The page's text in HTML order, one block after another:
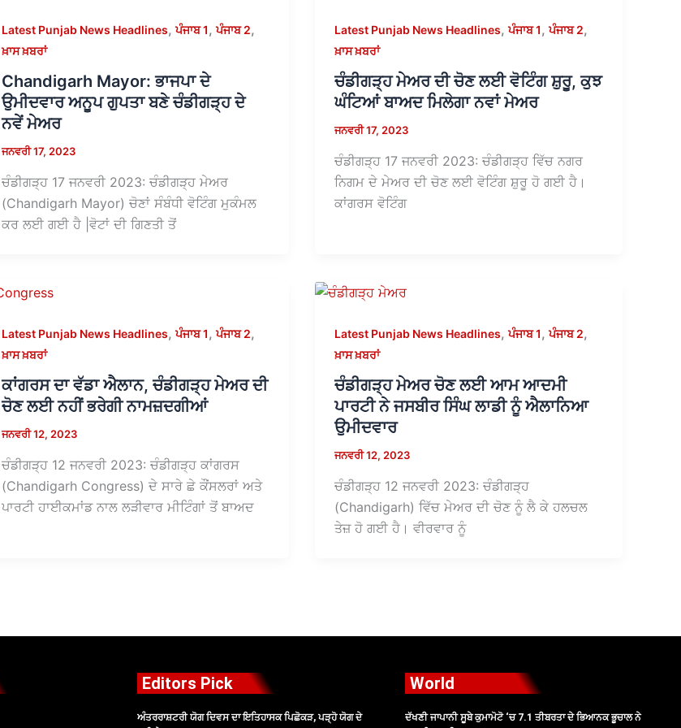
Latest Punjab News Headlines,ਪੰਜਾਬ 1,ਪੰਜਾਬ 2,
ਖ਼ਾਸ ਖ਼ਬਰਾਂ
Chandigarh Mayor: ਭਾਜਪਾ ਦੇ
ਉਮੀਦਵਾਰ ਅਨੂਪ ਗੁਪਤਾ ਬਣੇ ਚੰਡੀਗੜ੍ਹ ਦੇ
ਨਵੇਂ ਮੇਅਰ
ਜਨਵਰੀ 17, 2023
ਚੰਡੀਗੜ੍ਹ 17 ਜਨਵਰੀ 2023: ਚੰਡੀਗੜ੍ਹ ਮੇਅਰ
(Chandigarh Mayor) ਚੋਣਾਂ ਸੰਬੰਧੀ ਵੋਟਿੰਗ ਮੁਕੰਮਲ
ਕਰ ਲਈ ਗਈ ਹੈ |ਵੋਟਾਂ ਦੀ ਗਿਣਤੀ ਤੋਂ
Latest Punjab News Headlines,ਪੰਜਾਬ 1,ਪੰਜਾਬ 2,
ਖ਼ਾਸ ਖ਼ਬਰਾਂ
ਚੰਡੀਗੜ੍ਹ ਮੇਅਰ ਦੀ ਚੋਣ ਲਈ ਵੋਟਿੰਗ ਸ਼ੁਰੂ, ਕੁਝ
ਘੰਟਿਆਂ ਬਾਅਦ ਮਿਲੇਗਾ ਨਵਾਂ ਮੇਅਰ
ਜਨਵਰੀ 17, 2023
ਚੰਡੀਗੜ੍ਹ 17 ਜਨਵਰੀ 2023: ਚੰਡੀਗੜ੍ਹ ਵਿੱਚ ਨਗਰ
ਨਿਗਮ ਦੇ ਮੇਅਰ ਦੀ ਚੋਣ ਲਈ ਵੋਟਿੰਗ ਸ਼ੁਰੂ ਹੋ ਗਈ ਹੈ।
ਕਾਂਗਰਸ ਵੋਟਿੰਗ
Latest Punjab News Headlines,ਪੰਜਾਬ 1,ਪੰਜਾਬ 2,
ਖ਼ਾਸ ਖ਼ਬਰਾਂ
ਕਾਂਗਰਸ ਦਾ ਵੱਡਾ ਐਲਾਨ, ਚੰਡੀਗੜ੍ਹ ਮੇਅਰ ਦੀ
ਚੋਣ ਲਈ ਨਹੀਂ ਭਰੇਗੀ ਨਾਮਜ਼ਦਗੀਆਂ
ਜਨਵਰੀ 12, 2023
ਚੰਡੀਗੜ੍ਹ 12 ਜਨਵਰੀ 2023: ਚੰਡੀਗੜ੍ਹ ਕਾਂਗਰਸ
(Chandigarh Congress) ਦੇ ਸਾਰੇ ਛੇ ਕੌਂਸਲਰਾਂ ਅਤੇ
ਪਾਰਟੀ ਹਾਈਕਮਾਂਡ ਨਾਲ ਲੜੀਵਾਰ ਮੀਟਿੰਗਾਂ ਤੋਂ ਬਾਅਦ
Latest Punjab News Headlines,ਪੰਜਾਬ 1,ਪੰਜਾਬ 2,
ਖ਼ਾਸ ਖ਼ਬਰਾਂ
ਚੰਡੀਗੜ੍ਹ ਮੇਅਰ ਚੋਣ ਲਈ ਆਮ ਆਦਮੀ
ਪਾਰਟੀ ਨੇ ਜਸਬੀਰ ਸਿੰਘ ਲਾਡੀ ਨੂੰ ਐਲਾਨਿਆ
ਉਮੀਦਵਾਰ
ਜਨਵਰੀ 12, 2023
ਚੰਡੀਗੜ੍ਹ 12 ਜਨਵਰੀ 2023: ਚੰਡੀਗੜ੍ਹ
(Chandigarh) ਵਿੱਚ ਮੇਅਰ ਦੀ ਚੋਣ ਨੂੰ ਲੈ ਕੇ ਹਲਚਲ
ਤੇਜ਼ ਹੋ ਗਈ ਹੈ। ਵੀਰਵਾਰ ਨੂੰ
Editors Pick
ਅੰਤਰਰਾਸ਼ਟਰੀ ਯੋਗ ਦਿਵਸ ਦਾ ਇਤਿਹਾਸਕ ਪਿਛੋਕੜ, ਪੜ੍ਹੋ ਯੋਗ ਦੇ
World
ਦੱਖਣੀ ਜਾਪਾਨੀ ਸੂਬੇ ਕੁਮਾਮੋਟੋ ‘ਚ 7.1 ਤੀਬਰਤਾ ਦੇ ਭਿਆਨਕ ਭੂਚਾਲ ਨੇ